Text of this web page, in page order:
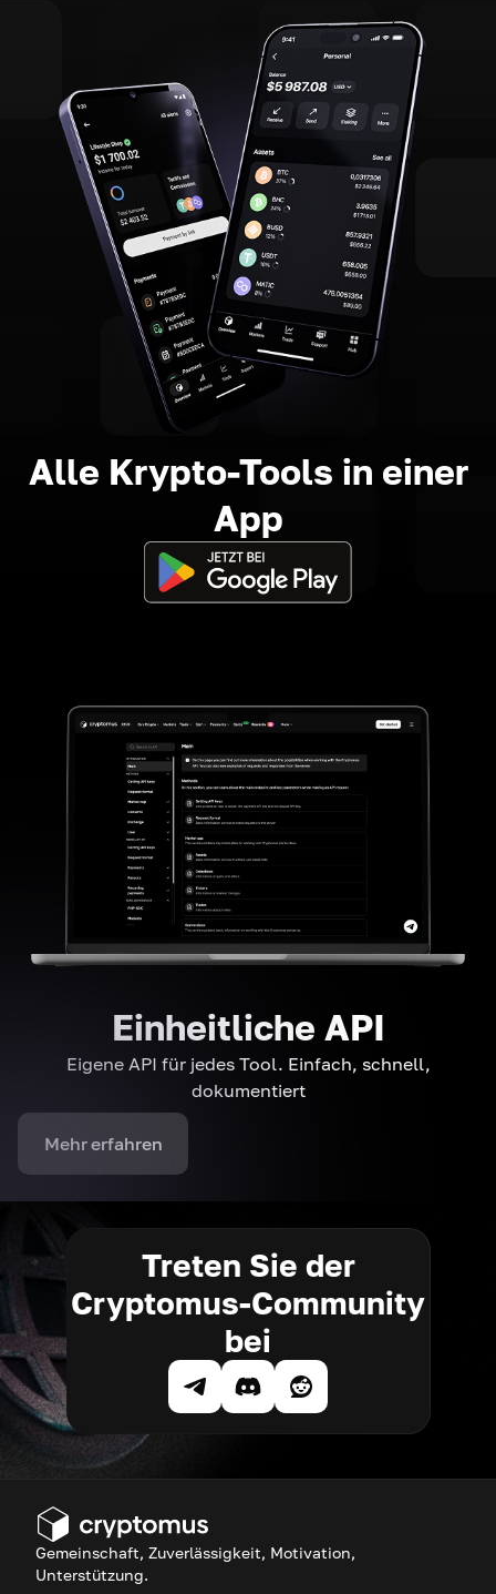
Alle Krypto-Tools in einer
App
Einheitliche API
Eigene API für jedes Tool. Einfach, schnell,
dokumentiert
Mehr erfahren
Treten Sie der
Cryptomus-Community
bei
Gemeinschaft, Zuverlässigkeit, Motivation,
Unterstützung.